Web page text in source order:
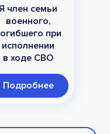
Я член семьи
военного,
при
исполнении
в ходе СВО
Подробнее